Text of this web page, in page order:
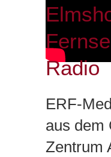
Radio
ERF-
aus dem
Zentrum